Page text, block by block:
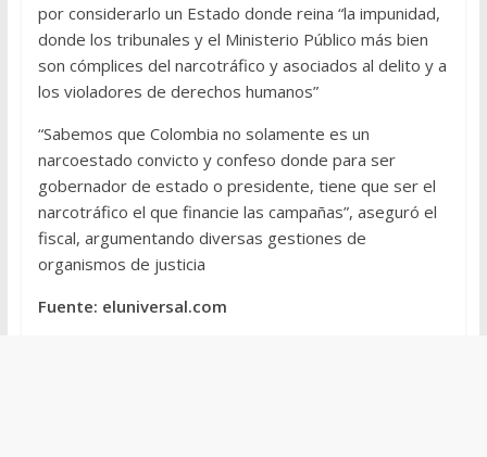
por considerarlo un Estado donde reina “la impunidad,
donde los tribunales y el Ministerio Público más bien
son cómplices del narcotráfico y asociados al delito y a
los violadores de derechos humanos”
“Sabemos que Colombia no solamente es un
narcoestado convicto y confeso donde para ser
gobernador de estado o presidente, tiene que ser el
narcotráfico el que financie las campañas”, aseguró el
fiscal, argumentando diversas gestiones de
organismos de justicia
Fuente: eluniversal.com